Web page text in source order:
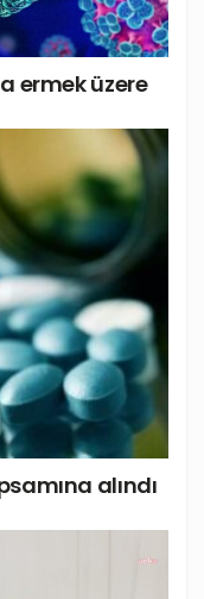
ermek üzere
alındı